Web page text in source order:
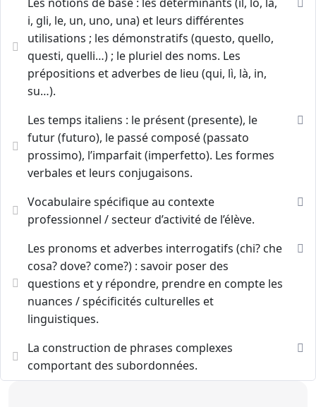
i, gli, le, un, uno, una) et leurs différentes
utilisations ; les démonstratifs (questo, quello,
questi, quelli…) ; le pluriel des noms. Les
prépositions et adverbes de lieu (qui, lì, là, in,
su…).
Les temps italiens : le présent (presente), le
futur (futuro), le passé composé (passato
prossimo), l’imparfait (imperfetto). Les formes
verbales et leurs conjugaisons.
Vocabulaire spécifique au contexte
professionnel / secteur d’activité de l’élève.
Les pronoms et adverbes interrogatifs (chi? che
cosa? dove? come?) : savoir poser des
questions et y répondre, prendre en compte les
nuances / spécificités culturelles et
linguistiques.
La construction de phrases complexes
comportant des subordonnées.